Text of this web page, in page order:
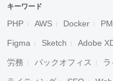
キーワード
PHP AWS Docker PM
Figma Sketch Adobe
労務 バックオフィス